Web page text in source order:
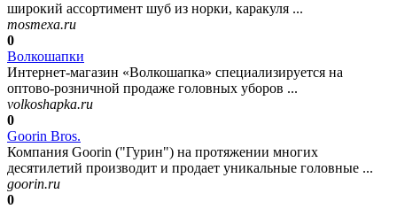
широкий ассортимент шуб из норки, каракуля ...
mosmexa.ru
0
Волкошапки
Интернет-магазин «Волкошапка» специализируется на
оптово-розничной продаже головных уборов ...
volkoshapka.ru
0
Goorin Bros.
Компания Goorin ("Гурин") на протяжении многих
десятилетий производит и продает уникальные головные ...
goorin.ru
0